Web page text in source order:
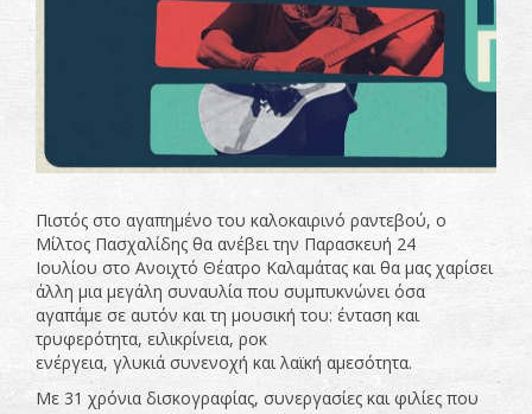
Πιστός στο αγαπημένο του καλοκαιρινό ραντεβού, ο
Μίλτος Πασχαλίδης θα ανέβει την Παρασκευή 24
Ιουλίου στο Ανοιχτό Θέατρο Καλαμάτας και θα μας χαρίσει
άλλη μια μεγάλη συναυλία που συμπυκνώνει όσα
αγαπάμε σε αυτόν και τη μουσική του: ένταση και
τρυφερότητα, ειλικρίνεια, ροκ
ενέργεια, γλυκιά συνενοχή και λαϊκή αμεσότητα.
Με 31 χρόνια δισκογραφίας, συνεργασίες και φιλίες που